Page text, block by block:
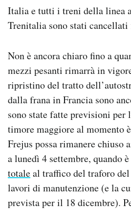
Italia e tutti i treni della linea
Trenitalia sono stati
Non è ancora chiaro fino a
mezzi pesanti rimarrà in
ripristino del tratto
dalla frana in Francia sono
sono state fatte previsioni per
timore maggiore al momento
Frejus possa rimanere chiuso
a lunedì 4 settembre, quando
totaleal traffico del traforo
lavori di manutenzione (e la
prevista per il 18 dicembre).